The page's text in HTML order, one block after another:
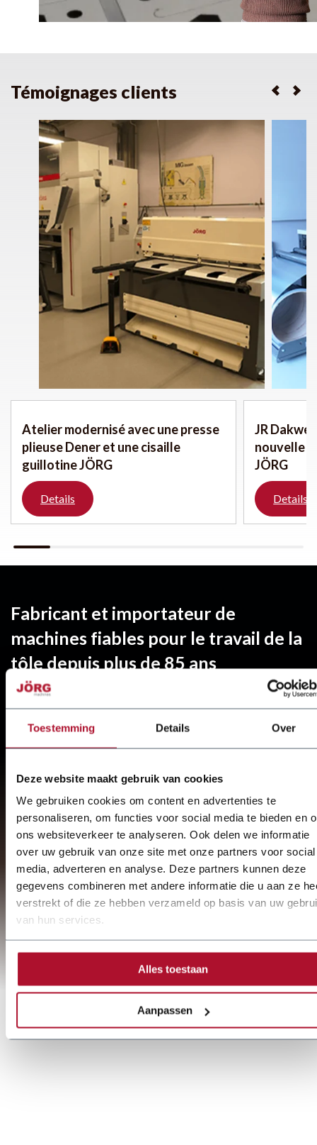
Toestemming Details Over
Deze website maakt gebruik van cookies
We gebruiken cookies om content en advertenties te
personaliseren, om functies voor social media te bieden en
ons websiteverkeer te analyseren. Ook delen we informatie
over uw gebruik van onze site met onze partners voor social
media, adverteren en analyse. Deze partners kunnen deze
gegevens combineren met andere informatie die u aan ze
verstrekt of die ze hebben verzameld op basis van uw
van hun services.
Alles toestaan
Aanpassen
Témoignages clients
Atelier modernisé avec une presse
plieuse Dener et une cisaille
guillotine JÖRG
Details
JR
nouvelle
JÖRG
Details
Fabricant et importateur de
machines fiables pour le travail de la
tôle depuis plus de 85 ans
Service rapide et réparation par les mécaniciens de
En savoir plus surJÖRG